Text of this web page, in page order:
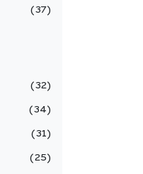
37
32
34
31
25